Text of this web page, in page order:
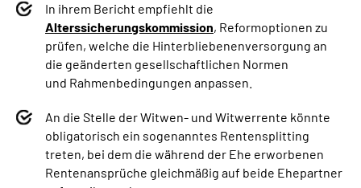
In ihrem Bericht empfiehlt die
Alterssicherungskommission, Reformoptionen zu
prüfen, welche die Hinterbliebenenversorgung an
die geänderten gesellschaftlichen Normen
und Rahmenbedingungen anpassen.
An die Stelle der Witwen- und Witwerrente könnte
obligatorisch ein sogenanntes Rentensplitting
treten, bei dem die während der Ehe erworbenen
Rentenansprüche gleichmäßig auf beide Ehepartner